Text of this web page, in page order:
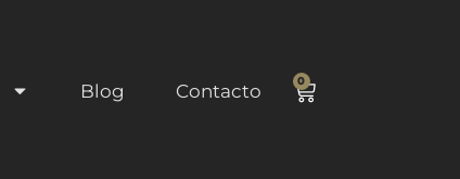
Blog Contacto 0